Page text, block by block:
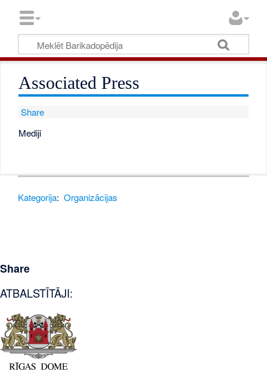
Associated Press
Share
Mediji
Kategorija: Organizācijas
Share
ATBALSTĪTĀJI: